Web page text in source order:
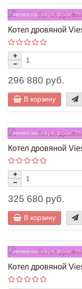
Заменен на новую серию.
Котел дровяной
296 880 руб.
В корзину
Заменен на новую серию.
Котел дровяной
325 680 руб.
В корзину
Заменен на новую серию.
Котел дровяной